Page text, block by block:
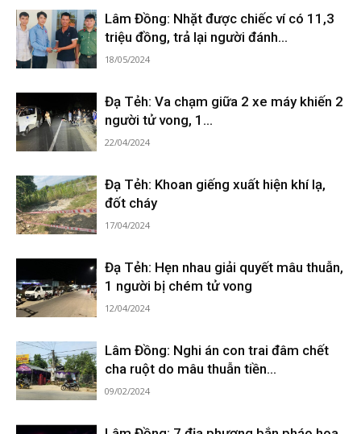
Lâm Đồng: Nhặt được chiếc ví có 11,3
triệu đồng, trả lại người đánh...
18/05/2024
Đạ Tẻh: Va chạm giữa 2 xe máy khiến 2
người tử vong, 1...
22/04/2024
Đạ Tẻh: Khoan giếng xuất hiện khí lạ,
đốt cháy
17/04/2024
Đạ Tẻh: Hẹn nhau giải quyết mâu thuẫn,
1 người bị chém tử vong
12/04/2024
Lâm Đồng: Nghi án con trai đâm chết
cha ruột do mâu thuẫn tiền...
09/02/2024